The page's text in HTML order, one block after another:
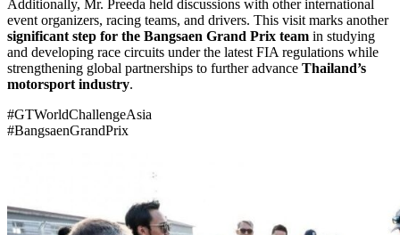
Additionally, Mr. Preeda held discussions with other international
event organizers, racing teams, and drivers. This visit marks another
significant step for the Bangsaen Grand Prix team in studying
and developing race circuits under the latest FIA regulations while
strengthening global partnerships to further advance Thailand’s
motorsport industry.
#GTWorldChallengeAsia
#BangsaenGrandPrix